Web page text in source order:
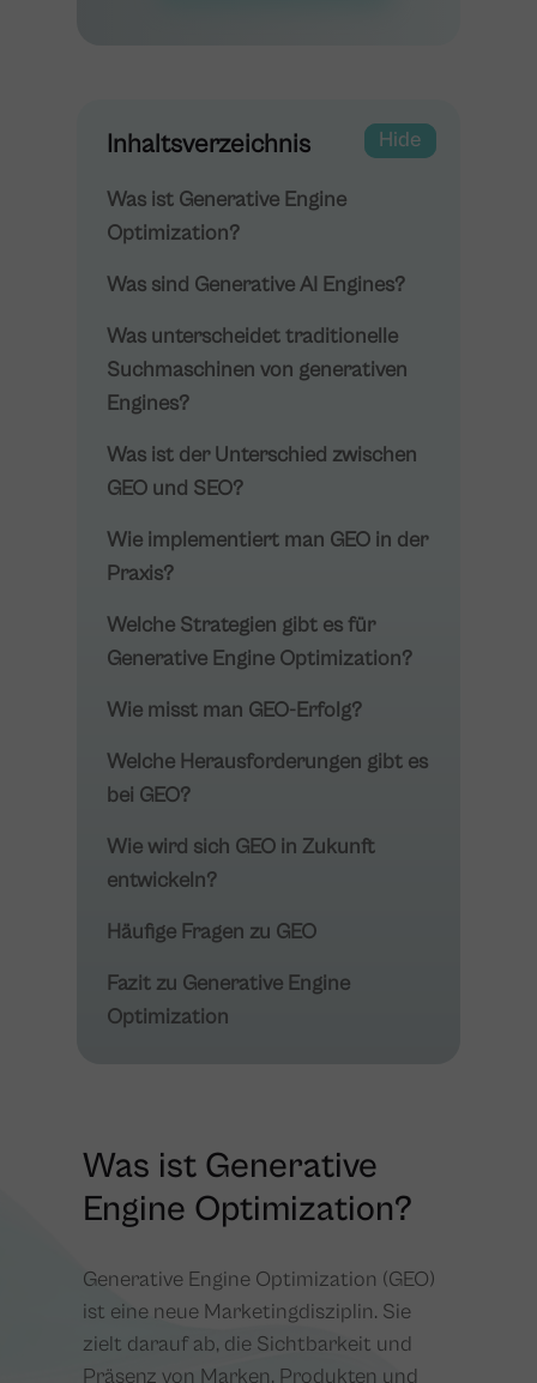
Was ist Generative Engine
Optimization?
Was sind Generative AI Engines?
Was unterscheidet traditionelle
Suchmaschinen von generativen
Engines?
Was ist der Unterschied zwischen
GEO und SEO?
Wie implementiert man GEO in der
Praxis?
Welche Strategien gibt es für
Generative Engine Optimization?
Wie misst man GEO-Erfolg?
Welche Herausforderungen gibt es
bei GEO?
Wie wird sich GEO in Zukunft
entwickeln?
Häufige Fragen zu GEO
Fazit zu Generative Engine
Optimization
Hide
Show
Inhaltsverzeichnis
Was ist Generative
Engine Optimization?
Generative Engine Optimization (GEO)
ist eine neue Marketingdisziplin. Sie
zielt darauf ab, die Sichtbarkeit und
Präsenz von Marken, Produkten und